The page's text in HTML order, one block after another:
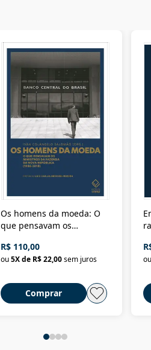
Os homens da moeda: O
que pensavam os
Nova República (1985-
2018)
R$ 110,00
ou5X de R$ 22,00sem juros
Comprar
ou